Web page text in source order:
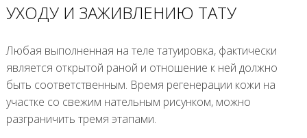
УХОДУ И ЗАЖИВЛЕНИЮ ТАТУ
Любая выполненная на теле татуировка, фактически
является открытой раной и отношение к ней должно
быть соответственным. Время регенерации кожи на
участке со свежим нательным рисунком, можно
разграничить тремя этапами.